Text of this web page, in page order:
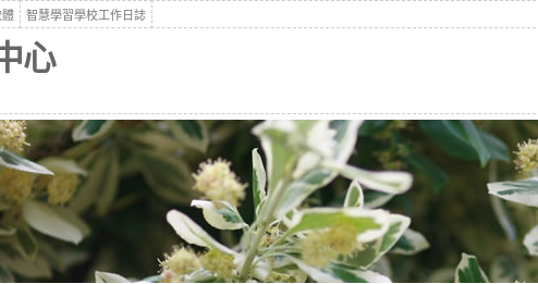
體 智慧學習學校工作日誌
心